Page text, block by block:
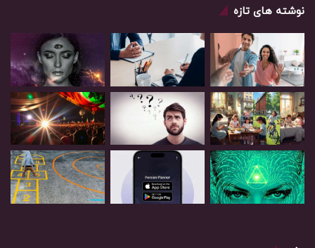
نوشته های تازه